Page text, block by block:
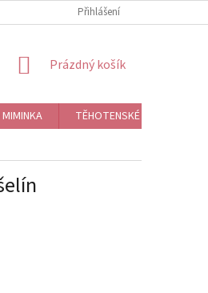
Přihlášení
NÁKUPNÍ
Prázdný košík
TĚHOTENSKÉ ROLNIČKY,